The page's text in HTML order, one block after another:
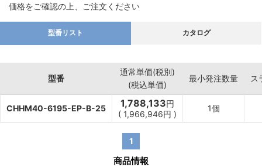
価格をご確認の上、ご注文ください
型番リスト カタログ
型番
通常単価(税別)
(税込単価)
最小発注数量 ス
CHHM40-6195-EP-B-25 1,788,133円
( 1,966,946円 )
1個
1
商品情報